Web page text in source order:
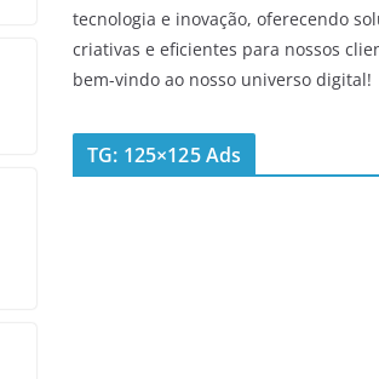
tecnologia e inovação, oferecendo
criativas e eficientes para nossos
bem-vindo ao nosso universo digital!
TG: 125×125 Ads